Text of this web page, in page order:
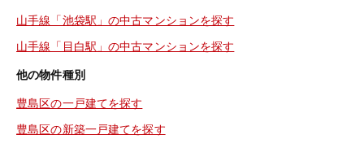
山手線「池袋駅」の中古マンションを探す
山手線「目白駅」の中古マンションを探す
他の物件種別
豊島区の一戸建てを探す
豊島区の新築一戸建てを探す